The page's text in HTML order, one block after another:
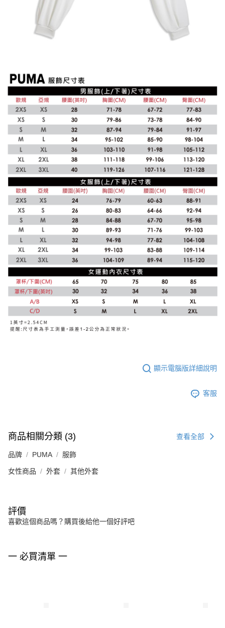
顯示電腦版詳細說明
客服
商品相關分類 (3) 查看全部
品牌 PUMA 服飾
女性商品 外套 其他外套
評價
喜歡這個商品嗎？購買後給他一個好評吧
一 必買清單 一